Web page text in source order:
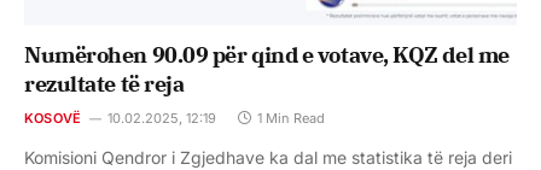
Numërohen 90.09 për qind e votave, KQZ del me
rezultate të reja
KOSOVË 10.02.2025, 12:19 1 Min Read
Komisioni Qendror i Zgjedhave ka dal me statistika të reja deri